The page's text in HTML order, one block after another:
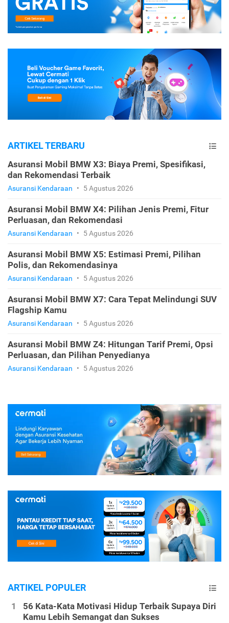
ARTIKEL TERBARU
Asuransi Mobil BMW X3: Biaya Premi, Spesifikasi,
dan Rekomendasi Terbaik
Asuransi Kendaraan • 5 Agustus 2026
Asuransi Mobil BMW X4: Pilihan Jenis Premi, Fitur
Perluasan, dan Rekomendasi
Asuransi Kendaraan • 5 Agustus 2026
Asuransi Mobil BMW X5: Estimasi Premi, Pilihan
Polis, dan Rekomendasinya
Asuransi Kendaraan • 5 Agustus 2026
Asuransi Mobil BMW X7: Cara Tepat Melindungi SUV
Flagship Kamu
Asuransi Kendaraan • 5 Agustus 2026
Asuransi Mobil BMW Z4: Hitungan Tarif Premi, Opsi
Perluasan, dan Pilihan Penyedianya
Asuransi Kendaraan • 5 Agustus 2026
ARTIKEL POPULER
56 Kata-Kata Motivasi Hidup Terbaik Supaya Diri
Kamu Lebih Semangat dan Sukses